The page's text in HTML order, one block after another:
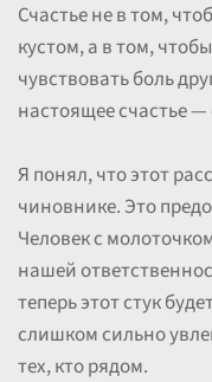
Счастье не в том,
кустом, а в том,
чувствовать боль
настоящее счастье
Я понял, что этот
чиновнике. Это
Человек с
нашей
теперь этот стук
слишком сильно
тех, кто рядом.